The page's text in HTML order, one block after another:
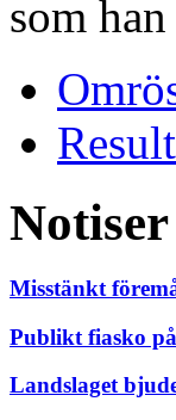
som
Notiser
Misstänkt
Publikt fiasko
Landslaget